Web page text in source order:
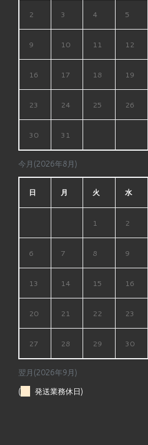
今月(2026年8月)
2 3 4 5
9 10 11 12
16 17 18 19
23 24 25 26
30 31
翌月(2026年9月)
日 月 火 水
1 2
6 7 8 9
13 14 15 16
20 21 22 23
27 28 29 30
( 発送業務休日)